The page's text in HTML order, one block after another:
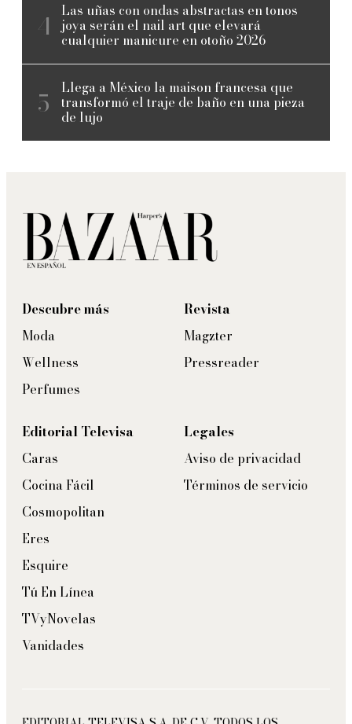
Las uñas con ondas abstractas en tonos
joya serán el nail art que elevará
cualquier manicure en otoño 2026
Llega a México la maison francesa que
transformó el traje de baño en una pieza
de lujo
Descubre más
Moda
Wellness
Perfumes
Revista
Magzter
Pressreader
Editorial Televisa
Caras
Cocina Fácil
Cosmopolitan
Eres
Esquire
Tú En Línea
TVyNovelas
Vanidades
Legales
Aviso de privacidad
Términos de servicio